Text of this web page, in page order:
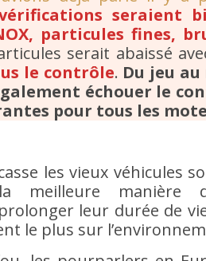
seraient
particules fines,
serait abaissé
le contrôle. Du jeu
échouer le
pour tous les
les vieux véhicules
meilleure manière
leur durée de
le plus sur